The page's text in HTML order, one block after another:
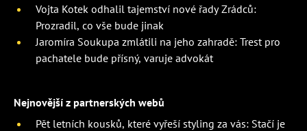
Vojta Kotek odhalil tajemství nové řady Zrádců:
Prozradil, co vše bude jinak
Jaromíra Soukupa zmlátili na jeho zahradě: Trest pro
pachatele bude přísný, varuje advokát
Nejnovější z partnerských webů
Pět letních kousků, které vyřeší styling za vás: Stačí je